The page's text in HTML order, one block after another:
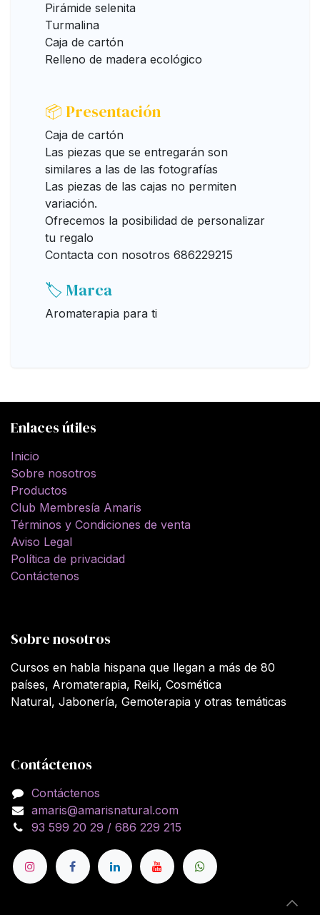
Pirámide selenita
Turmalina
Caja de cartón
Relleno de madera ecológico
📦 Presentación
Caja de cartón
Las piezas que se entregarán son
similares a las de las fotografías
Las piezas de las cajas no permiten
variación.
Ofrecemos la posibilidad de personalizar
tu regalo
Contacta con nosotros 686229215
🏷️ Marca
Aromaterapia para ti
Enlaces útiles
Inicio
Sobre nosotros
Productos
Club Membresía Amaris
Términos y Condiciones de venta
Aviso Legal
Política de privacidad
Contáctenos
Sobre nosotros
Cursos en habla hispana que llegan a más de 80
países, Aromaterapia, Reiki, Cosmética
Natural, Jabonería, Gemoterapia y otras temáticas
Contáctenos
Contáctenos
amaris@amarisnatural.com
93 599 20 29 / 686 229 215